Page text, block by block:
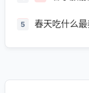
5 春天吃什么